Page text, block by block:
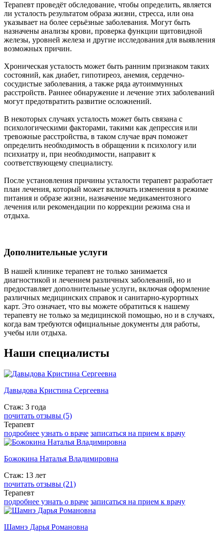
Терапевт проведёт обследование, чтобы определить, является
ли усталость результатом образа жизни, стресса, или она
указывает на более серьёзные заболевания. Могут быть
назначены анализы крови, проверка функции щитовидной
железы, уровней железа и другие исследования для выявления
возможных причин.
Хроническая усталость может быть ранним признаком таких
состояний, как диабет, гипотиреоз, анемия, сердечно-
сосудистые заболевания, а также ряда аутоиммунных
расстройств. Раннее обнаружение и лечение этих заболеваний
могут предотвратить развитие осложнений.
В некоторых случаях усталость может быть связана с
психологическими факторами, такими как депрессия или
тревожные расстройства, в таком случае врач поможет
определить необходимость в обращении к психологу или
психиатру и, при необходимости, направит к
соответствующему специалисту.
После установления причины усталости терапевт разработает
план лечения, который может включать изменения в режиме
питания и образе жизни, назначение медикаментозного
лечения или рекомендации по коррекции режима сна и
отдыха.
Дополнительные услуги
В нашей клинике терапевт не только занимается
диагностикой и лечением различных заболеваний, но и
предоставляет дополнительные услуги, включая оформление
различных медицинских справок и санитарно-курортных
карт. Это означает, что вы можете обратиться к нашему
терапевту не только за медицинской помощью, но и в случаях,
когда вам требуются официальные документы для работы,
учебы или отдыха.
Наши специалисты
Давыдова Кристина Сергеевна
Стаж: 3 года
почитать отзывы (5)
Терапевт
подробнее узнать о враче записаться на прием к врачу
Божокина Наталья Владимировна
Стаж: 13 лет
почитать отзывы (21)
Терапевт
подробнее узнать о враче записаться на прием к врачу
Шамнэ Дарья Романовна